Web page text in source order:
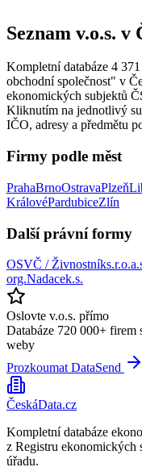
Seznam v.o.s. v
Kompletní databáze 4 371
obchodní společnost" v
ekonomických subjektů
Kliknutím na jednotlivý
IČO, adresy a předmětu
Firmy podle měst
PrahaBrnoOstravaPlzeň
KrálovéPardubiceZlín
Další právní formy
OSVČ / Živnostníks.r.o.
org.Nadacek.s.
Oslovte v.o.s. přímo
Databáze 720 000+
weby
Prozkoumat DataSend
ČeskáData.cz
Kompletní databáze
z Registru ekonomických
úřadu.